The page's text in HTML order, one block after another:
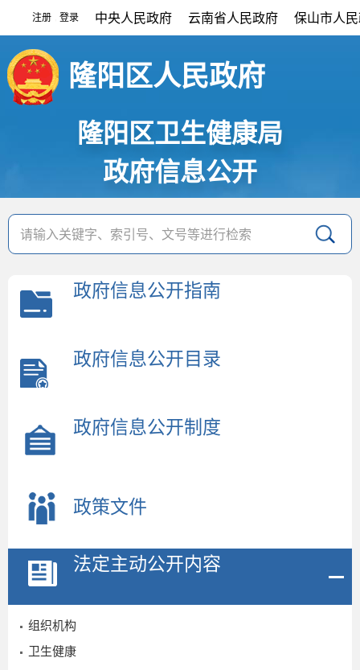
注册 登录 中央人民政府 云南省人民政府 保山市人
隆阳区人民政府
隆阳区卫生健康局
政府信息公开
政府信息公开指南
政府信息公开目录
政府信息公开制度
政策文件
法定主动公开内容
组织机构
卫生健康